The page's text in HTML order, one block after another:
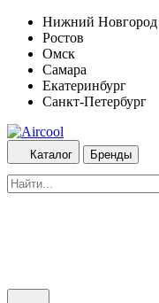
Нижний Новгород
Ростов
Омск
Самара
Екатеринбург
Санкт-Петербург
Каталог Бренды